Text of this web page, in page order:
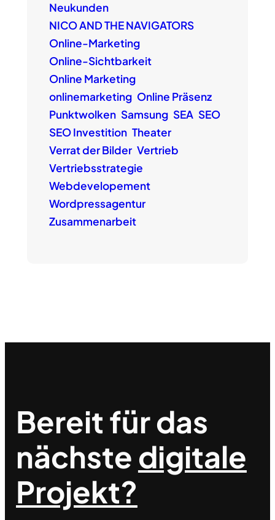
Neukunden
NICO AND THE NAVIGATORS
Online-Marketing
Online-Sichtbarkeit
Online Marketing
onlinemarketing Online Präsenz
Punktwolken Samsung SEA SEO
SEO Investition Theater
Verrat der Bilder Vertrieb
Vertriebsstrategie
Webdevelopement
Wordpressagentur
Zusammenarbeit
Bereit für das
nächstedigitale
Projekt?